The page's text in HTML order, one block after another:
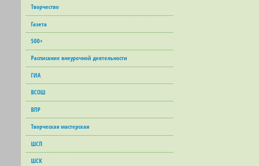
Творчество
Газета
500+
Расписание внеурочной деятельности
ГИА
ВСОШ
ВПР
Творческая мастерская
ШСП
ШСК